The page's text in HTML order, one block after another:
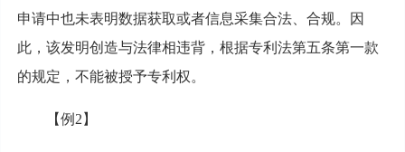
申请中也未表明数据获取或者信息采集合法、合规。因
此，该发明创造与法律相违背，根据专利法第五条第一款
的规定，不能被授予专利权。
【例2】